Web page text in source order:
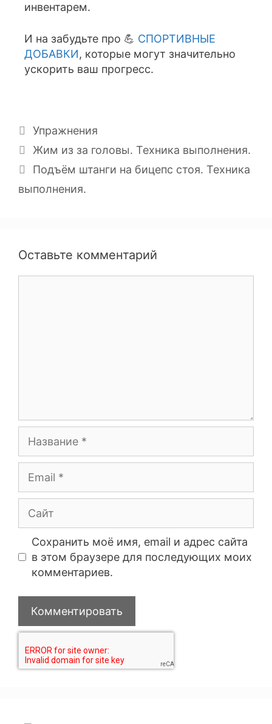
инвентарем.
И на забудьте про 💪 СПОРТИВНЫЕ
ДОБАВКИ, которые могут значительно
ускорить ваш прогресс.
Упражнения
Жим из за головы. Техника выполнения.
Подъём штанги на бицепс стоя. Техника
выполнения.
Оставьте комментарий
Сохранить моё имя, email и адрес сайта
в этом браузере для последующих моих
комментариев.